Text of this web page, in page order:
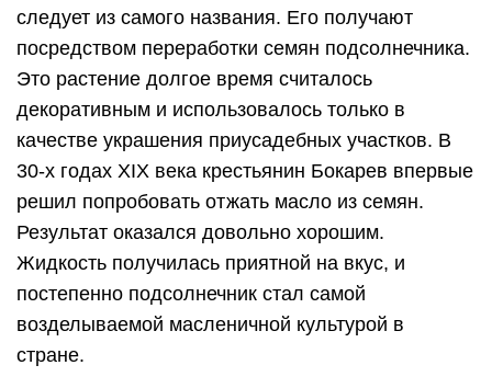
следует из самого названия. Его получают
посредством переработки семян подсолнечника.
Это растение долгое время считалось
декоративным и использовалось только в
качестве украшения приусадебных участков. В
30-х годах XIX века крестьянин Бокарев впервые
решил попробовать отжать масло из семян.
Результат оказался довольно хорошим.
Жидкость получилась приятной на вкус, и
постепенно подсолнечник стал самой
возделываемой масленичной культурой в
стране.